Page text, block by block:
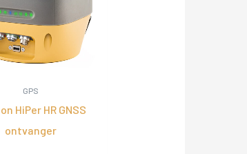
GPS
HiPer HR GNSS
ontvanger